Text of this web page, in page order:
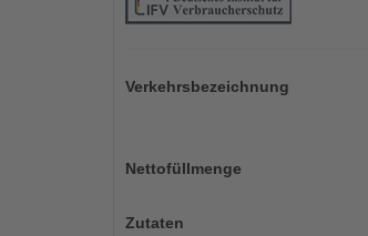
Verkehrsbezeichnung
Nettofüllmenge
Zutaten